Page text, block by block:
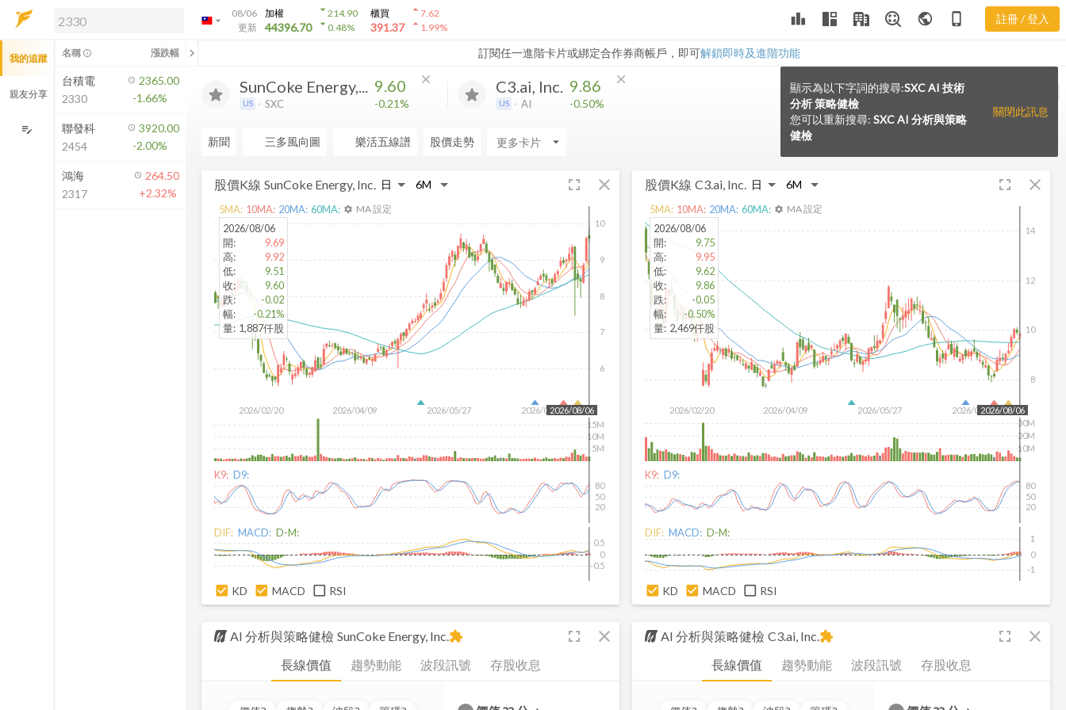
arrow_drop_down
08/06
更新
加權
44396.70
arrow_drop_down214.90
arrow_drop_down0.48%
櫃買
391.37
arrow_drop_up7.62
arrow_drop_up1.99% leaderboard public phone_iphone 註冊 / 登入
訂閱任一進階卡片或綁定合作券商帳戶，即可解鎖即時及進階功能
解鎖即時行情及進階功能
方案」，即可解鎖以下功能：
即時行情
即時市況與排行
成交金額熱力圖
前往方案訂閱
如何綁定合作券商
顯示為以下字詞的搜尋:SXC AI 技術
分析 策略健檢
您可以重新搜尋: SXC AI 分析與策略
健檢
關閉此訊息
SunCoke Energy,...
US SXC
9.60
-0.21%
close C3.ai, Inc.
US AI
9.86
-0.50%
close
新聞 三多風向圖 樂活五線譜 股價走勢 arrow_drop_down
股價K線 SunCoke Energy, Inc. fullscreen close
2026/02/20 2026/04/09 2026/05/27 2026/07/15
6
7
8
9
10
2026/08/06
5M
10M
15M
2026/08/06
開:
9.69
高:
9.92
低:
9.51
收:
9.60
跌:
-0.02
幅:
-0.21%
量: 1,887仟股
5MA: 10MA: 20MA: 60MA: settings MA 設定
K9: D9:
20
50
80
DIF: MACD: D-M:
-0.5
0
0.5
KD MACD RSI
股價K線 C3.ai, Inc. fullscreen close
2026/02/20 2026/04/09 2026/05/27 2026/07/15
8
10
12
14
2026/08/06
10M
20M
30M
2026/08/06
開:
9.75
高:
9.95
低:
9.62
收:
9.86
跌:
-0.05
幅:
-0.50%
量: 2,469仟股
5MA: 10MA: 20MA: 60MA: settings MA 設定
K9: D9:
20
50
80
DIF: MACD: D-M:
-1
0
1
KD MACD RSI
AI 分析與策略健檢 SunCoke Energy, Inc. fullscreen close
extension
長線價值 趨勢動能 波段訊號 存股收息
AI 分析與策略健檢 C3.ai, Inc. fullscreen close
extension
長線價值 趨勢動能 波段訊號 存股收息
我的追蹤
親友分享
edit_note
名稱 info_outline 漲跌幅 chevron_left
台積電
2330
2365.00
-1.66%
聯發科
2454
3920.00
-2.00%
鴻海
2317
264.50
+2.32%